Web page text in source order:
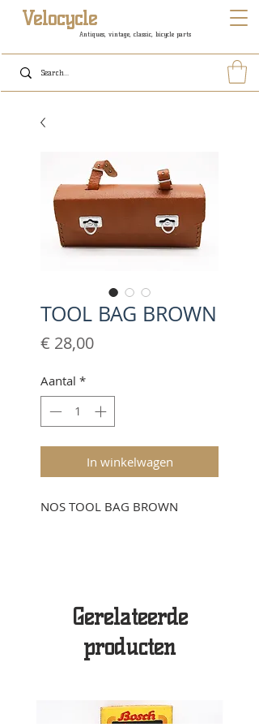
Antiques, vintage, classic, bicycle parts
Velocycle
TOOL BAG BROWN
€ 28,00Prijs
Aantal *
In winkelwagen
NOS TOOL BAG BROWN
Gerelateerde
producten